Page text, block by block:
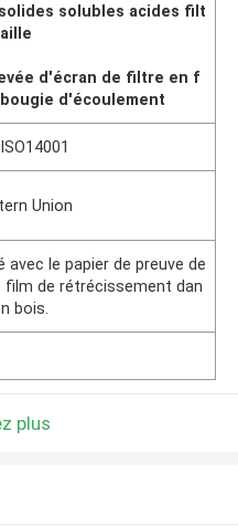
solubles acides filt
d'écran de filtre en f
d'écoulement
Union
avec le papier de preuve de
film de rétrécissement dan
bois.
plus